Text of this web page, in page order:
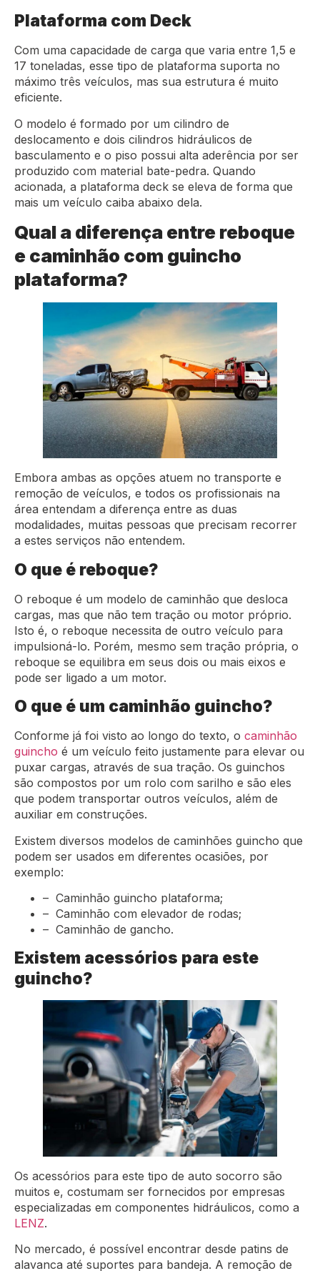
Plataforma com Deck
Com uma capacidade de carga que varia entre 1,5 e
17 toneladas, esse tipo de plataforma suporta no
máximo três veículos, mas sua estrutura é muito
eficiente.
O modelo é formado por um cilindro de
deslocamento e dois cilindros hidráulicos de
basculamento e o piso possui alta aderência por ser
produzido com material bate-pedra. Quando
acionada, a plataforma deck se eleva de forma que
mais um veículo caiba abaixo dela.
Qual a diferença entre reboque
e caminhão com guincho
plataforma?
Embora ambas as opções atuem no transporte e
remoção de veículos, e todos os profissionais na
área entendam a diferença entre as duas
modalidades, muitas pessoas que precisam recorrer
a estes serviços não entendem.
O que é reboque?
O reboque é um modelo de caminhão que desloca
cargas, mas que não tem tração ou motor próprio.
Isto é, o reboque necessita de outro veículo para
impulsioná-lo. Porém, mesmo sem tração própria, o
reboque se equilibra em seus dois ou mais eixos e
pode ser ligado a um motor.
O que é um caminhão guincho?
Conforme já foi visto ao longo do texto, o caminhão
guincho é um veículo feito justamente para elevar ou
puxar cargas, através de sua tração. Os guinchos
são compostos por um rolo com sarilho e são eles
que podem transportar outros veículos, além de
auxiliar em construções.
Existem diversos modelos de caminhões guincho que
podem ser usados em diferentes ocasiões, por
exemplo:
– Caminhão guincho plataforma;
– Caminhão com elevador de rodas;
– Caminhão de gancho.
Existem acessórios para este
guincho?
Os acessórios para este tipo de auto socorro são
muitos e, costumam ser fornecidos por empresas
especializadas em componentes hidráulicos, como a
LENZ.
No mercado, é possível encontrar desde patins de
alavanca até suportes para bandeja. A remoção de